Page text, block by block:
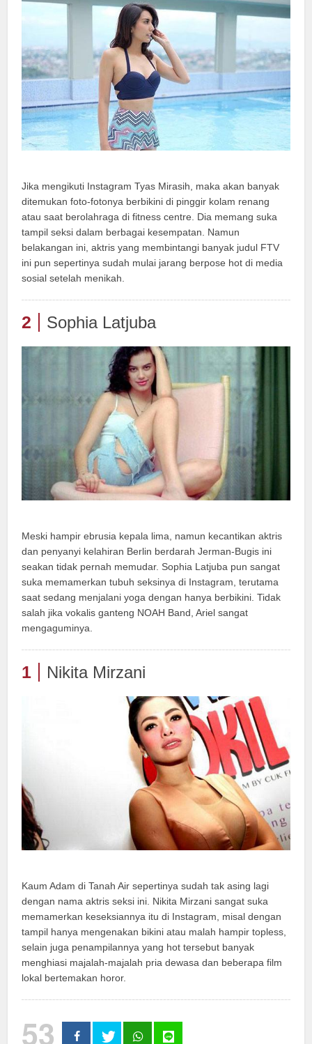
Jika mengikuti Instagram Tyas Mirasih, maka akan banyak
ditemukan foto-fotonya berbikini di pinggir kolam renang
atau saat berolahraga di fitness centre. Dia memang suka
tampil seksi dalam berbagai kesempatan. Namun
belakangan ini, aktris yang membintangi banyak judul FTV
ini pun sepertinya sudah mulai jarang berpose hot di media
sosial setelah menikah.
2 Sophia Latjuba
Meski hampir ebrusia kepala lima, namun kecantikan aktris
dan penyanyi kelahiran Berlin berdarah Jerman-Bugis ini
seakan tidak pernah memudar. Sophia Latjuba pun sangat
suka memamerkan tubuh seksinya di Instagram, terutama
saat sedang menjalani yoga dengan hanya berbikini. Tidak
salah jika vokalis ganteng NOAH Band, Ariel sangat
mengaguminya.
1 Nikita Mirzani
Kaum Adam di Tanah Air sepertinya sudah tak asing lagi
dengan nama aktris seksi ini. Nikita Mirzani sangat suka
memamerkan keseksiannya itu di Instagram, misal dengan
tampil hanya mengenakan bikini atau malah hampir topless,
selain juga penampilannya yang hot tersebut banyak
menghiasi majalah-majalah pria dewasa dan beberapa film
lokal bertemakan horor.
53